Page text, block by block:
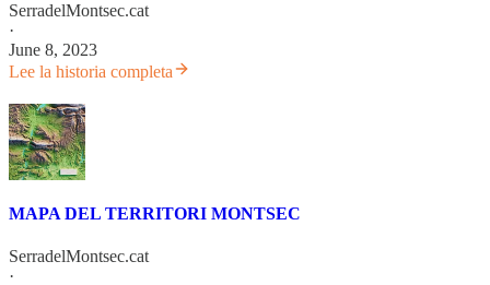
SerradelMontsec.cat
·
June 8, 2023
Lee la historia completa
MAPA DEL TERRITORI MONTSEC
SerradelMontsec.cat
·